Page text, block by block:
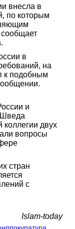
внесла в
по которым
в
на
к подобным
и
Шведа
коллегии двух
вопросы
стран
с
Islam-today